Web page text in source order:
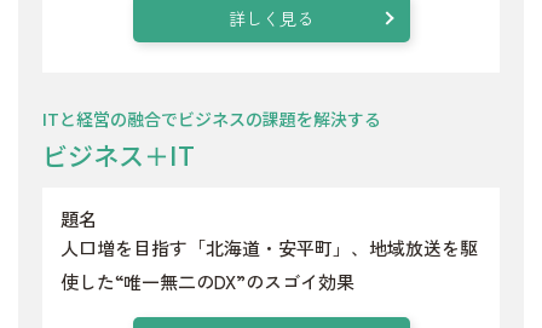
詳しく見る
ITと経営の融合でビジネスの課題を解決する
ビジネス＋IT
題名
人口増を目指す「北海道・安平町」、地域放送を駆
使した“唯一無二のDX”のスゴイ効果